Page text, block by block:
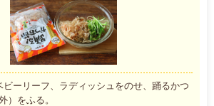
ビーリーフ、ラディッシュをのせ、踊るかつ
）をふる。